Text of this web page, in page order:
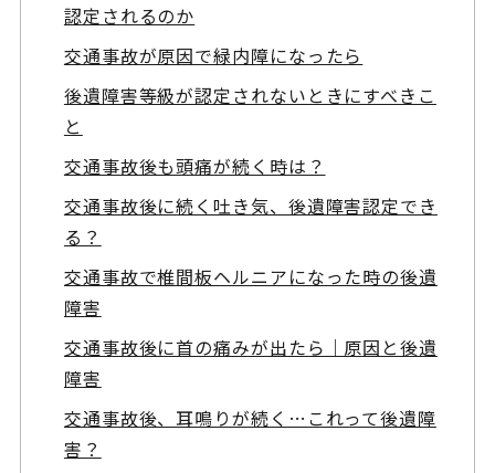
認定されるのか
交通事故が原因で緑内障になったら
後遺障害等級が認定されないときにすべきこ
と
交通事故後も頭痛が続く時は？
交通事故後に続く吐き気、後遺障害認定でき
る？
交通事故で椎間板ヘルニアになった時の後遺
障害
交通事故後に首の痛みが出たら｜原因と後遺
障害
交通事故後、耳鳴りが続く…これって後遺障
害？